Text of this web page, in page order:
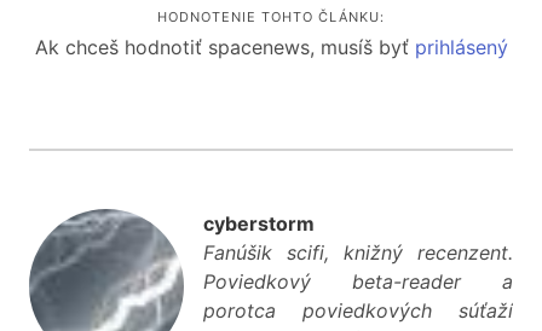
HODNOTENIE TOHTO ČLÁNKU:
Ak chceš hodnotiť spacenews, musíš byť prihlásený
cyberstorm
Fanúšik scifi, knižný recenzent.
Poviedkový beta-reader a
porotca poviedkových súťaží